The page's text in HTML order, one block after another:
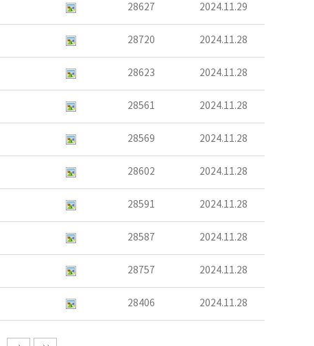
28627 2024.11.29
28720 2024.11.28
28623 2024.11.28
28561 2024.11.28
28569 2024.11.28
28602 2024.11.28
28591 2024.11.28
28587 2024.11.28
28757 2024.11.28
28406 2024.11.28